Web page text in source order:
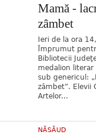
Mamă -
zâmbet
Ieri de la ora
Împrumut
Bibliotecii
medalion
sub genericul:
zâmbet”. Elevii
Artelor...
NĂSĂUD